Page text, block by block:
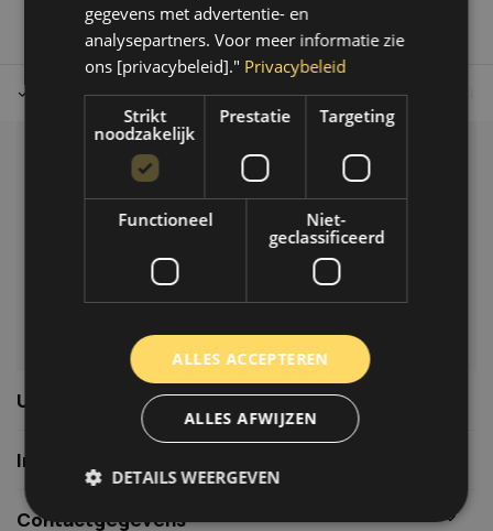
Tot 30 dagen retour sturen. Op werkdagen voor 14.00 uur
Klantenservice
info@autoklusser.nl
Usefull links
Informatie
Contactgegevens
gegevens met advertentie- en
analysepartners. Voor meer informatie zie
ons [privacybeleid]." Privacybeleid
Strikt
noodzakelijk
Prestatie Targeting
Functioneel
Niet-
geclassificeerd
ALLES ACCEPTEREN
ALLES AFWIJZEN
DETAILS WEERGEVEN